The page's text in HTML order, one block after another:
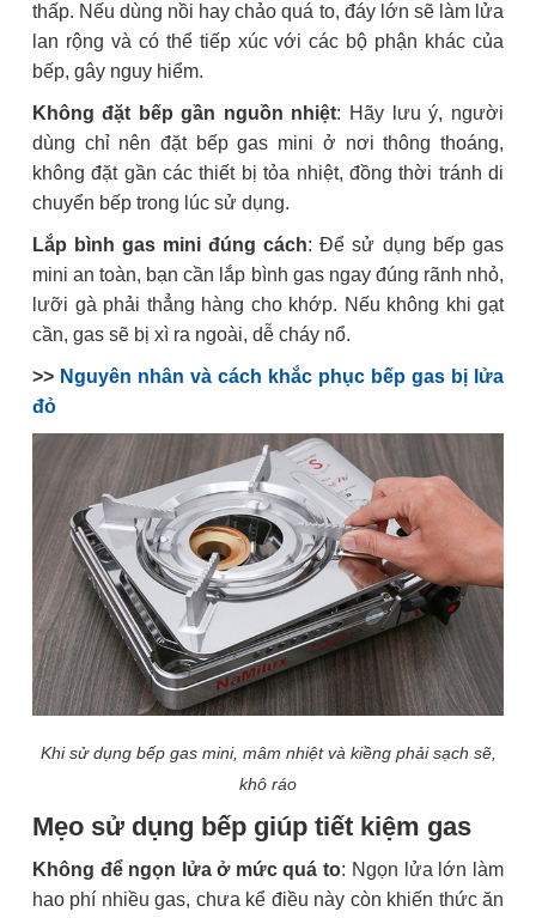
thấp. Nếu dùng nồi hay chảo quá to, đáy lớn sẽ làm lửa
lan rộng và có thể tiếp xúc với các bộ phận khác của
bếp, gây nguy hiểm.
Không đặt bếp gần nguồn nhiệt: Hãy lưu ý, người
dùng chỉ nên đặt bếp gas mini ở nơi thông thoáng,
không đặt gần các thiết bị tỏa nhiệt, đồng thời tránh di
chuyển bếp trong lúc sử dụng.
Lắp bình gas mini đúng cách: Để sử dụng bếp gas
mini an toàn, bạn cần lắp bình gas ngay đúng rãnh nhỏ,
lưỡi gà phải thẳng hàng cho khớp. Nếu không khi gạt
cần, gas sẽ bị xì ra ngoài, dễ cháy nổ.
>> Nguyên nhân và cách khắc phục bếp gas bị lửa
đỏ
Khi sử dụng bếp gas mini, mâm nhiệt và kiềng phải sạch sẽ,
khô ráo
Mẹo sử dụng bếp giúp tiết kiệm gas
Không để ngọn lửa ở mức quá to: Ngọn lửa lớn làm
hao phí nhiều gas, chưa kể điều này còn khiến thức ăn